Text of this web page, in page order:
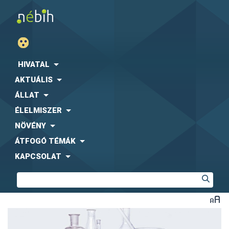
HIVATAL
AKTUÁLIS
ÁLLAT
ÉLELMISZER
NÖVÉNY
ÁTFOGÓ TÉMÁK
KAPCSOLAT